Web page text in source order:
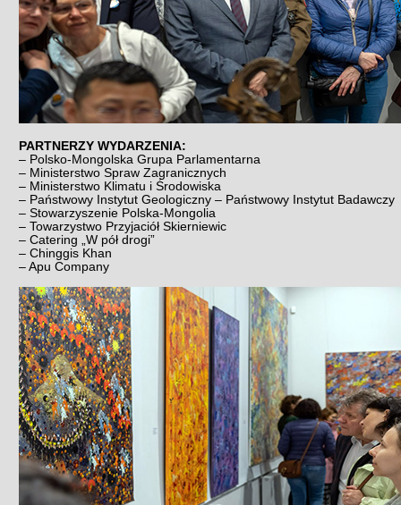
PARTNERZY WYDARZENIA:
– Polsko-Mongolska Grupa Parlamentarna
– Ministerstwo Spraw Zagranicznych
– Ministerstwo Klimatu i Środowiska
– Państwowy Instytut Geologiczny – Państwowy Instytut Badawczy
– Stowarzyszenie Polska-Mongolia
– Towarzystwo Przyjaciół Skierniewic
– Catering „W pół drogi”
– Chinggis Khan
– Apu Company